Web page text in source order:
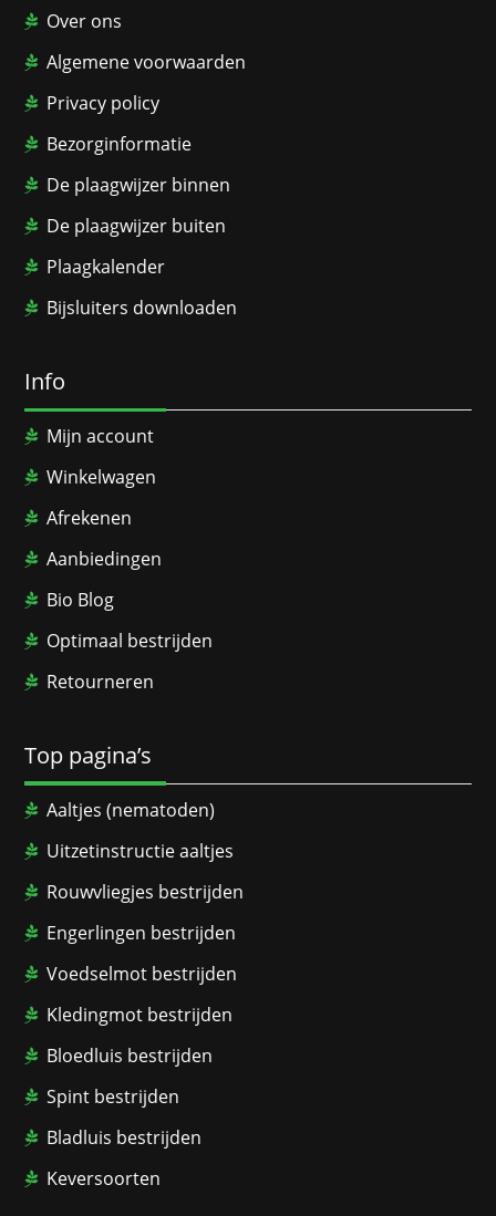
Over ons
Algemene voorwaarden
Privacy policy
Bezorginformatie
De plaagwijzer binnen
De plaagwijzer buiten
Plaagkalender
Bijsluiters downloaden
Info
Mijn account
Winkelwagen
Afrekenen
Aanbiedingen
Bio Blog
Optimaal bestrijden
Retourneren
Top pagina’s
Aaltjes (nematoden)
Uitzetinstructie aaltjes
Rouwvliegjes bestrijden
Engerlingen bestrijden
Voedselmot bestrijden
Kledingmot bestrijden
Bloedluis bestrijden
Spint bestrijden
Bladluis bestrijden
Keversoorten